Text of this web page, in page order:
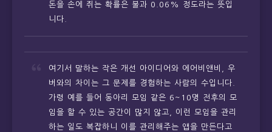
돈을 손에 쥐는 확률은 불과 0.06% 정도라는 뜻입
니다.
여기서 말하는 작은 개선 아이디어와 에어비앤비, 우
버와의 차이는 그 문제를 경험하는 사람의 수입니다.
가령 예를 들어 동아리 모임 같은 6~10명 전후의 모
임을 할 수 있는 공간이 많지 않고, 이런 모임을 관리
하는 일도 복잡하니 이를 관리해주는 앱을 만든다고